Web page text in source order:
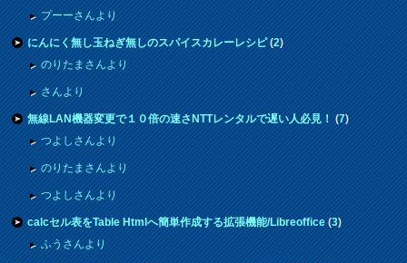
プーーさんより
にんにく無し玉ねぎ無しのスパイスカレーレシピ(2)
のりたまさんより
さんより
無線LAN機器変更で１０倍の速さNTTレンタルで遅い人必見！(7)
つよしさんより
のりたまさんより
つよしさんより
calcセル表をTable Htmlへ簡単作成する拡張機能/Libreoffice(3)
ふうさんより